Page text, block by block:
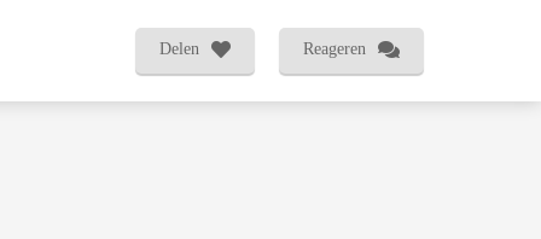
Delen Reageren